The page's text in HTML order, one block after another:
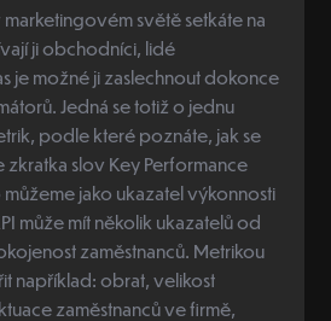
marketingovém světě setkáte na
ji obchodníci, lidé
je možné ji zaslechnout dokonce
Jedná se totiž o jednu
podle které poznáte, jak se
zkratka slov Key Performance
jako ukazatel výkonnosti
může mít několik ukazatelů od
zaměstnanců. Metrikou
například: obrat, velikost
zaměstnanců ve firmě,